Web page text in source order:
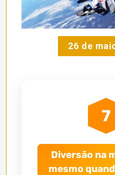
26 de
7
Diversão na
mesmo